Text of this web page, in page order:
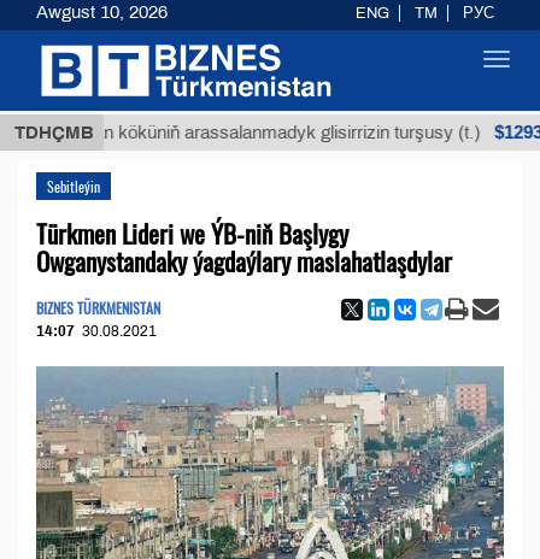
TDHÇMB
köküniň arassalanmadyk glisirrizin turşusy (t.) $12935,18
Sebitleýin
Türkmen Lideri we ÝB-niň Başlygy
Owganystandaky ýagdaýlary maslahatlaşdylar
BIZNES TÜRKMENISTAN
14:07 30.08.2021
Awgust 10, 2026 ENG TM РУС